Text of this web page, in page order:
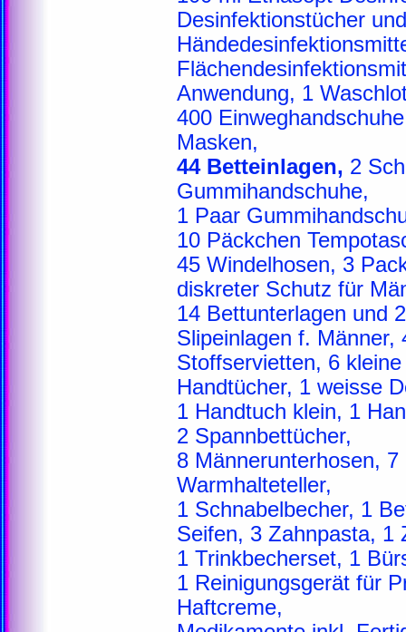
Desinfektionstücher
Anwendung, 1
400
Masken,
44 Betteinlagen, 2
Gummihandschuhe,
1 Paar
10 Päckchen
45 Windelhosen, 3
diskreter Schutz für
14 Bettunterlagen und
Slipeinlagen f. Männer,
Stoffservietten, 6
Handtücher, 1 weisse
1 Handtuch klein, 1
2 Spannbettücher,
8 Männerunterhosen,
Warmhalteteller,
1 Schnabelbecher, 1
Seifen, 3 Zahnpasta, 1
1 Trinkbecherset, 1
1 Reinigungsgerät für
Haftcreme,